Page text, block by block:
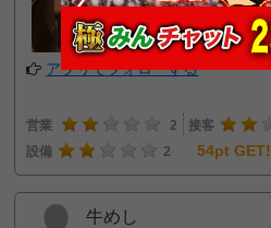
アプリでフォローする
営業 2 接客
設備
2 54pt GET!
牛めし